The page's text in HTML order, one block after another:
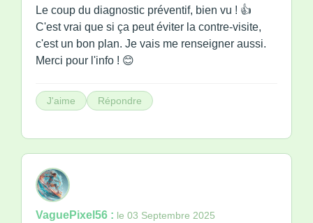
Le coup du diagnostic préventif, bien vu ! 👍
C'est vrai que si ça peut éviter la contre-visite,
c'est un bon plan. Je vais me renseigner aussi.
Merci pour l'info ! 😊
J'aime Répondre
VaguePixel56 : le 03 Septembre 2025